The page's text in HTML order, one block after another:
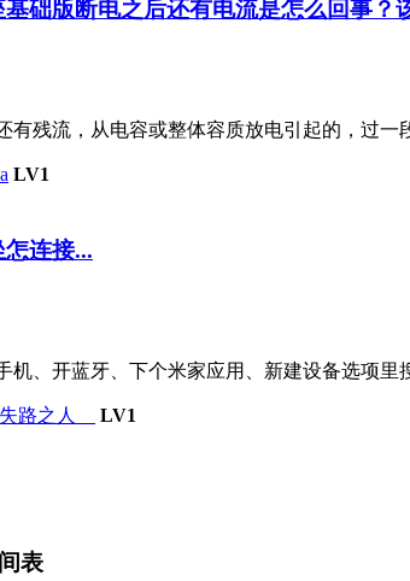
础版断电之后还有电流是怎么回事？
有残流，从电容或整体容质放电引起的，过一
LV1
连接...
机、开蓝牙、下个米家应用、新建设备选项
路之人
LV1
表